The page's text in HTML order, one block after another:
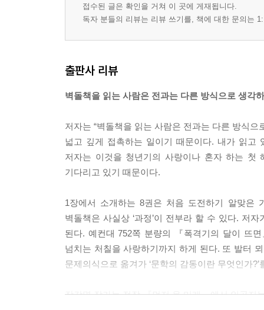
접수된 글은 확인을 거쳐 이 곳에 게재됩니다.
독자 분들의 리뷰는 리뷰 쓰기를, 책에 대한 문의는
출판사 리뷰
벽돌책을 읽는 사람은 전과는 다른 방식으로 생각
저자는 “벽돌책을 읽는 사람은 전과는 다른 방식으
넓고 깊게 접촉하는 일이기 때문이다. 내가 읽고
저자는 이것을 청년기의 사랑이나 혼자 하는 첫
기다리고 있기 때문이다.
1장에서 소개하는 8권은 처음 도전하기 알맞은
벽돌책은 사실상 ‘과정’이 전부라 할 수 있다. 저
된다. 예컨대 752쪽 분량의 『폭격기의 달이 뜨
넘치는 처칠을 사랑하기까지 하게 된다. 또 발터
문제의식으로 옮겨가 ‘문학의 감동이란 무엇인가
장강명 작가는 전작 『먼저 온 미래』에서 인공지